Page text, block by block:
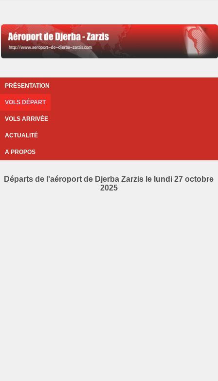
PRÉSENTATION
VOLS DÉPART
VOLS ARRIVÉE
ACTUALITÉ
A PROPOS
Départs de l'aéroport de Djerba Zarzis le lundi 27 octobre
2025